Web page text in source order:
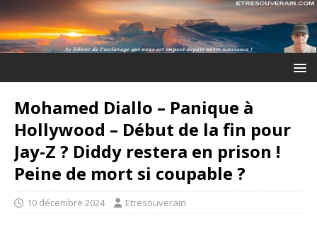
Mohamed Diallo – Panique à
Hollywood – Début de la fin pour
Jay-Z ? Diddy restera en prison !
Peine de mort si coupable ?
10 décembre 2024 Etresouverain